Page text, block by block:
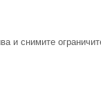
и снимите